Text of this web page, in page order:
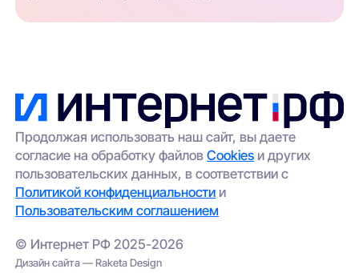
Продолжая использовать наш сайт, вы даете
согласие на обработку файловCookies и других
пользовательских данных, в соответствии с
Политикой конфиденциальности и
Пользовательским соглашением
© Интернет РФ 2025-2026
Дизайн сайта — Raketa Design